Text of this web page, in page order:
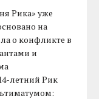
Рика» уже
на
о конфликте в
и
летний Рик